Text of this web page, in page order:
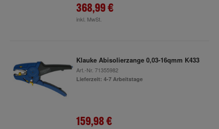
368,99 €
inkl. MwSt.
Klauke Abisolierzange 0,03-16qmm K433
Art.-Nr. 71355982
Lieferzeit: 4-7 Arbeitstage
159,98 €